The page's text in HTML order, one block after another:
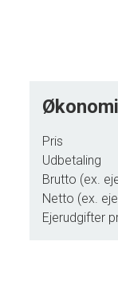
Økonomi
Pris
Udbetaling
Brutto (ex.
Netto (ex.
Ejerudgifter